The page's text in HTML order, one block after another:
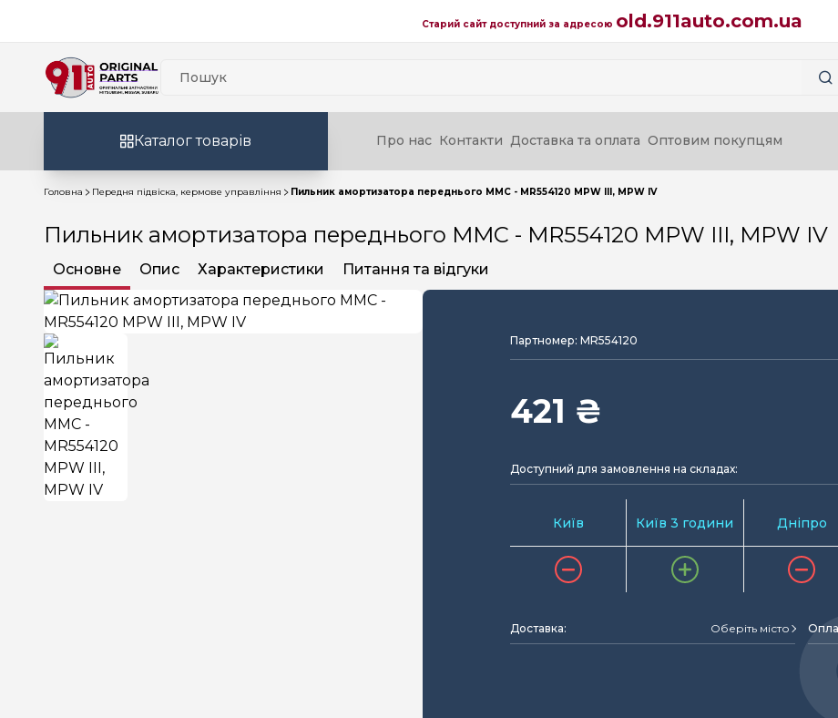
Старий сайт доступний за адресою old.911auto.com.ua
Каталог товарів Про нас Контакти Доставка та оплата Оптовим покупцям
Головна Передня підвіска, кермове управління Пильник амортизатора переднього MMC - MR554120 MPW III, MPW IV
Пильник амортизатора переднього MMC - MR554120 MPW III, MPW IV
Основне Опис Характеристики Питання та відгуки
Партномер: MR554120
421 ₴
Доступний для замовлення на складах:
Київ Київ 3 години Дніпро
Доставка: Оберіть місто